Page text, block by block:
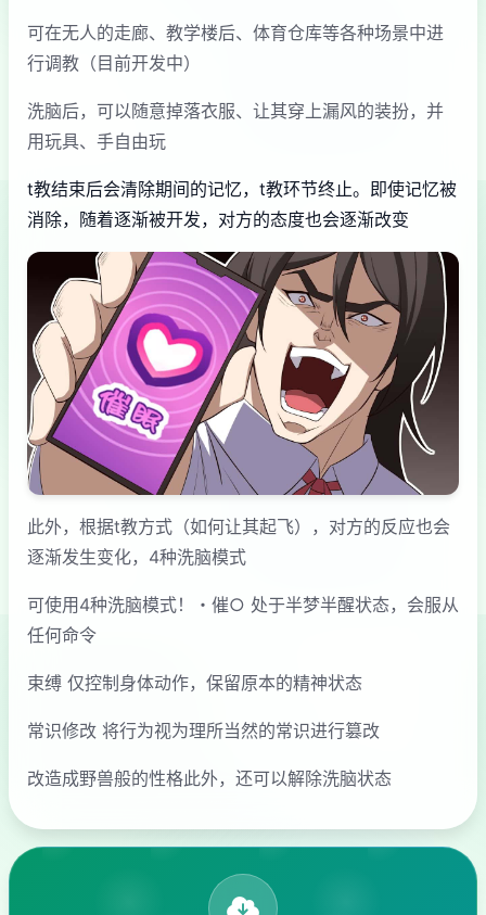
可在无人的走廊、教学楼后、体育仓库等各种场景中进
行调教（目前开发中）
洗脑后，可以随意掉落衣服、让其穿上漏风的装扮，并
用玩具、手自由玩
t教结束后会清除期间的记忆，t教环节终止。即使记忆被
消除，随着逐渐被开发，对方的态度也会逐渐改变
此外，根据t教方式（如何让其起飞），对方的反应也会
逐渐发生变化，4种洗脑模式
可使用4种洗脑模式！・催○ 处于半梦半醒状态，会服从
任何命令
束缚 仅控制身体动作，保留原本的精神状态
常识修改 将行为视为理所当然的常识进行篡改
改造成野兽般的性格此外，还可以解除洗脑状态